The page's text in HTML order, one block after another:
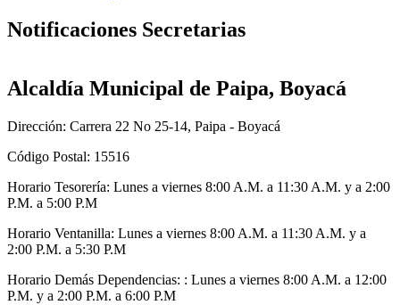
Notificaciones Secretarias
Alcaldía Municipal de Paipa, Boyacá
Dirección: Carrera 22 No 25-14, Paipa - Boyacá
Código Postal: 15516
Horario Tesorería: Lunes a viernes 8:00 A.M. a 11:30 A.M. y a 2:00
P.M. a 5:00 P.M
Horario Ventanilla: Lunes a viernes 8:00 A.M. a 11:30 A.M. y a
2:00 P.M. a 5:30 P.M
Horario Demás Dependencias: : Lunes a viernes 8:00 A.M. a 12:00
P.M. y a 2:00 P.M. a 6:00 P.M